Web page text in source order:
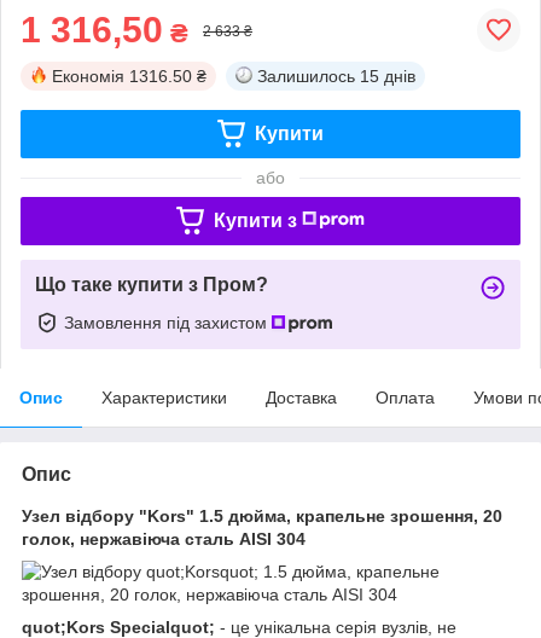
1 316,50 ₴ 2 633 ₴
Економія 1316.50 ₴ Залишилось 15 днів
Купити
або
Купити з
Що таке купити з Пром?
Замовлення під захистом
Опис Характеристики Доставка Оплата Умови
Опис
Узел відбору "Kors" 1.5 дюйма, крапельне зрошення, 20
голок, нержавіюча сталь AISI 304
quot;Kors Specialquot; - це унікальна серія вузлів, не